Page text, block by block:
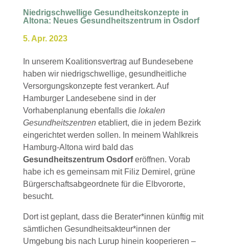
Niedrigschwellige Gesundheitskonzepte in
Altona: Neues Gesundheitszentrum in Osdorf
5. Apr. 2023
In unserem Koalitionsvertrag auf Bundesebene
haben wir niedrigschwellige, gesundheitliche
Versorgungskonzepte fest verankert. Auf
Hamburger Landesebene sind in der
Vorhabenplanung ebenfalls die lokalen
Gesundheitszentrenetabliert, die in jedem Bezirk
eingerichtet werden sollen. In meinem Wahlkreis
Hamburg-Altona wird bald das
Gesundheitszentrum Osdorferöffnen. Vorab
habe ich es gemeinsam mit Filiz Demirel, grüne
Bürgerschaftsabgeordnete für die Elbvororte,
besucht.
Dort ist geplant, dass die Berater*innen künftig mit
sämtlichen Gesundheitsakteur*innen der
Umgebung bis nach Lurup hinein kooperieren –